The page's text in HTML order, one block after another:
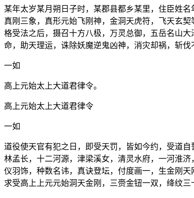
某年太岁某月朔日子时，某郡县都乡某里，住臣姓
真刚三象，真形元始飞刚神，金洞天虎符，飞天玄
格受法之后，摄召十方八极，万灵总御，五岳名山
命，助天理运，诛除妖魔逆鬼凶神，消灾却祸，斩
一如
高上元始太上大道君律令。
高上元始太上大道君律令
一如
道役使天官有犯之日，即受天罚，皆如今约，受道
林孟长，十二河源，津梁溪女，清灵水府，一河淮
仪羽饰，种数名讳，真诀登坛，付度画一，生金刚
求受高上上元元始洞天金刚，三赍金钮一双，绛纹